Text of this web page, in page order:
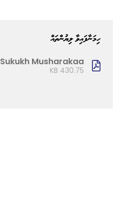
ހިމަނާފައިވާ ލިޔުންތައް
Sukukh Musharakaa -...
430.75 KB